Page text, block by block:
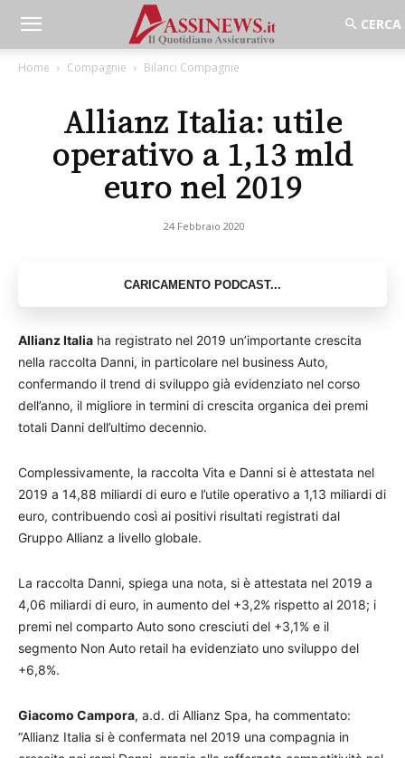
Home Compagnie Bilanci Compagnie
Allianz Italia: utile
operativo a 1,13 mld
euro nel 2019
24 Febbraio 2020
Allianz Italia ha registrato nel 2019 un’importante crescita
nella raccolta Danni, in particolare nel business Auto,
confermando il trend di sviluppo già evidenziato nel corso
dell’anno, il migliore in termini di crescita organica dei premi
totali Danni dell’ultimo decennio.
Complessivamente, la raccolta Vita e Danni si è attestata nel
2019 a 14,88 miliardi di euro e l’utile operativo a 1,13 miliardi di
euro, contribuendo così ai positivi risultati registrati dal
Gruppo Allianz a livello globale.
La raccolta Danni, spiega una nota, si è attestata nel 2019 a
4,06 miliardi di euro, in aumento del +3,2% rispetto al 2018; i
premi nel comparto Auto sono cresciuti del +3,1% e il
segmento Non Auto retail ha evidenziato uno sviluppo del
+6,8%.
Giacomo Campora, a.d. di Allianz Spa, ha commentato:
“Allianz Italia si è confermata nel 2019 una compagnia in